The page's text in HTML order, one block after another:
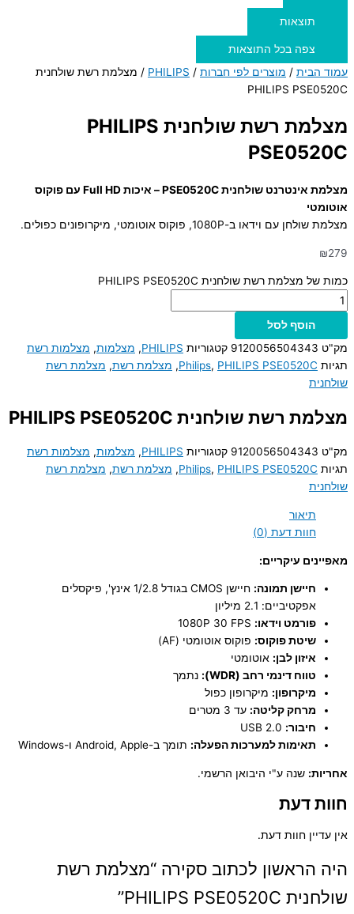
תוצאות
צפה בכל התוצאות
עמוד הבית/ מוצרים לפי חברות/
PHILIPS/ מצלמת רשת שולחנית
PHILIPS PSE0520C
מצלמת רשת שולחנית PHILIPS
PSE0520C
מצלמת אינטרנט שולחנית PSE0520C – איכות Full HD עם פוקוס
אוטומטי
מצלמת שולחן עם וידאו ב-1080P, פוקוס אוטומטי, מיקרופונים כפולים.
₪279
כמות של מצלמת רשת שולחנית PHILIPS PSE0520C
הוסף לסל
מק"ט 9120056504343 קטגוריות PHILIPS
, מצלמות, מצלמות רשת
תגיות
Philips,PHILIPS PSE0520C
, מצלמת רשת, מצלמת רשת
שולחנית
מצלמת רשת שולחנית PHILIPS PSE0520C
מק"ט 9120056504343 קטגוריות PHILIPS
, מצלמות, מצלמות רשת
תגיות
Philips,PHILIPS PSE0520C
, מצלמת רשת, מצלמת רשת
שולחנית
תיאור
חוות דעת (0)
מאפיינים עיקריים:
חיישן תמונה:
חיישן CMOS בגודל 1/2.8 אינץ', פיקסלים
אפקטיביים: 2.1 מיליון
פורמט וידאו:1080P 30 FPS
שיטת פוקוס:פוקוס אוטומטי (AF)
איזון לבן:אוטומטי
טווח דינמי רחב (WDR):
נתמך
מיקרופון:מיקרופון כפול
מרחק קליטה:עד 3 מטרים
חיבור:USB 2.0
תאימות למערכות הפעלה:תומך ב-Android, Apple ו-Windows
אחריות:שנה ע"י היבואן הרשמי.
חוות דעת
אין עדיין חוות דעת.
היה הראשון לכתוב סקירה “מצלמת רשת
שולחנית PHILIPS PSE0520C”